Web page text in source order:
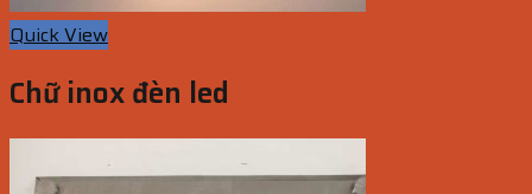
Quick View
Chữ inox đèn led